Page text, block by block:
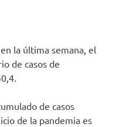
la última semana, el
de casos de
de casos
de la pandemia es